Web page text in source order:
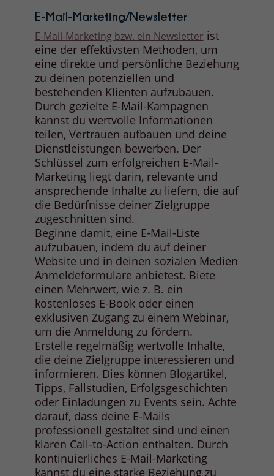
E-Mail-Marketing/Newsletter
E-Mail-Marketing bzw. ein Newsletter ist
eine der effektivsten Methoden, um
eine direkte und persönliche Beziehung
zu deinen potenziellen und
bestehenden Klienten aufzubauen.
Durch gezielte E-Mail-Kampagnen
kannst du wertvolle Informationen
teilen, Vertrauen aufbauen und deine
Dienstleistungen bewerben. Der
Schlüssel zum erfolgreichen E-Mail-
Marketing liegt darin, relevante und
ansprechende Inhalte zu liefern, die auf
die Bedürfnisse deiner Zielgruppe
zugeschnitten sind.
Beginne damit, eine E-Mail-Liste
aufzubauen, indem du auf deiner
Website und in deinen sozialen Medien
Anmeldeformulare anbietest. Biete
einen Mehrwert, wie z. B. ein
kostenloses E-Book oder einen
exklusiven Zugang zu einem Webinar,
um die Anmeldung zu fördern.
Erstelle regelmäßig wertvolle Inhalte,
die deine Zielgruppe interessieren und
informieren. Dies können Blogartikel,
Tipps, Fallstudien, Erfolgsgeschichten
oder Einladungen zu Events sein. Achte
darauf, dass deine E-Mails
professionell gestaltet sind und einen
klaren Call-to-Action enthalten. Durch
kontinuierliches E-Mail-Marketing
kannst du eine starke Beziehung zu